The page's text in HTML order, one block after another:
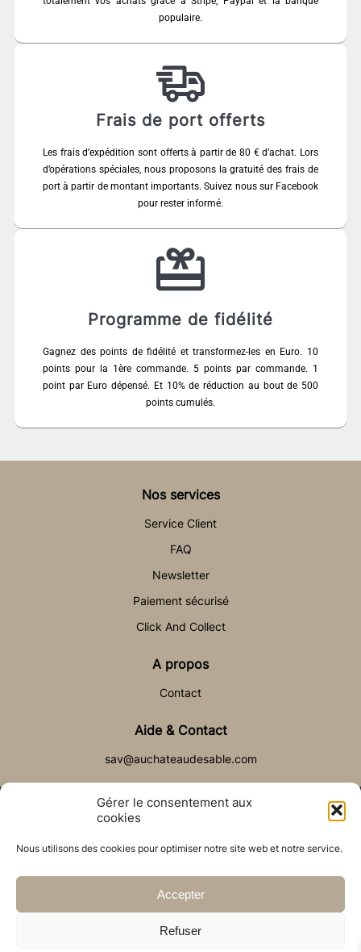
Gérer le consentement aux
cookies
Nous utilisons des cookies pour optimiser notre site web et notre service.
Accepter
Refuser
populaire.
Frais de port offerts
Les frais d’expédition sont offerts à partir de 80 € d’achat. Lors
d’opérations spéciales, nous proposons la gratuité des frais de
port à partir de montant importants. Suivez nous sur Facebook
pour rester informé.
Programme de fidélité
Gagnez des points de fidélité et transformez-les en Euro. 10
points pour la 1ère commande. 5 points par commande. 1
point par Euro dépensé. Et 10% de réduction au bout de 500
points cumulés.
Nos services
Service Client
FAQ
Newsletter
Paiement sécurisé
Click And Collect
A propos
Contact
Aide & Contact
sav@auchateaudesable.com
CGV
Réalisé par l’agence web : PixelsAgency.fr